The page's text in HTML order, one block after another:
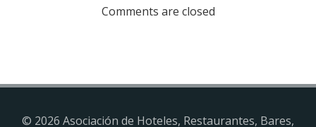
Comments are closed
© 2026 Asociación de Hoteles, Restaurantes, Bares,